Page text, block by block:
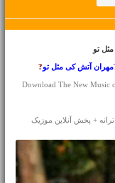
تو
مهران آتش کی مثل تو?
Download The New Music